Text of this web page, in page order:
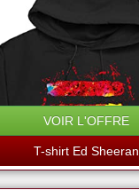
VOIR L'OFFRE
T-shirt Ed Sheeran